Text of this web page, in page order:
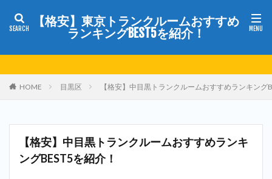
【格安】東京トランクルームおすすめ
ランキングBEST5を紹介！
HOME 目黒区 【格安】中目黒トランクルームおすすめランキング
【格安】中目黒トランクルームおすすめランキ
ングBEST5を紹介！